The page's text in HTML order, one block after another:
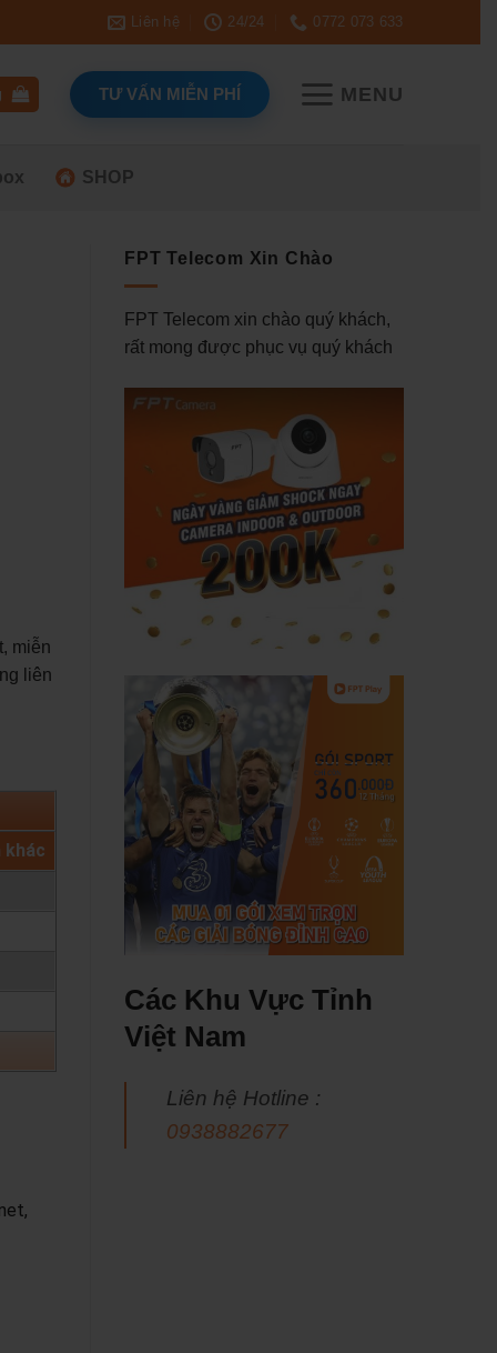
Liên hệ 24/24 0772 073 633
TƯ VẤN MIỄN PHÍ MENU
SHOP
miễn
liên
khác
FPT Telecom Xin Chào
FPT Telecom xin chào quý khách,
rất mong được phục vụ quý khách
Các Khu Vực Tỉnh
Việt Nam
Liên hệ Hotline :
0938882677